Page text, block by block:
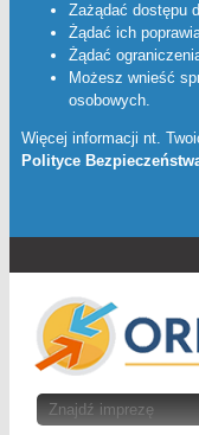
Zażądać dostępu
Żądać ich
Żądać
Możesz wnieść
osobowych.
Więcej informacji nt.
Polityce